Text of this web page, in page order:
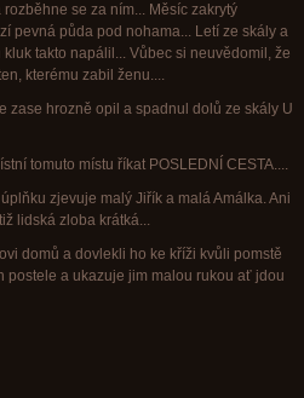
se za ním... Měsíc zakrytý
pevná půda pod nohama... Letí ze skály a
takto napálil... Vůbec si neuvědomil, že
kterému zabil ženu....
zase hrozně opil a spadnul dolů ze skály U
tomuto místu říkat POSLEDNÍ CESTA....
zjevuje malý Jiřík a malá Amálka. Ani
lidská zloba krátká...
domů a dovlekli ho ke kříži kvůli pomstě
postele a ukazuje jim malou rukou ať jdou